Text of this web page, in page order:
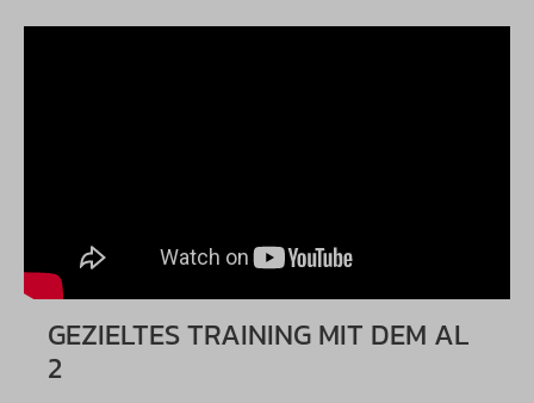
GEZIELTES TRAINING MIT DEM AL
2